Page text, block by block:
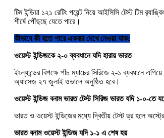
টিম ইন্ডিয়া ১২১ রেটিং পয়েন্ট নিয়ে আইসিসি টেস্ট টিম
শীর্ষে পৌঁছছে যেতে পারে।
কীভাবে কী হতে পারে একবার দেখে নেওয়া যাক:
ওয়েস্ট ইন্ডিজকে ২-০ ব্যবধানে যদি হারায় ভারত
ইংল্যান্ডের বিপক্ষে পাঁচ ম্যাচের সিরিজে ২-১ ব্যবধানে
অ্যাসেজ ২৭ জুলাই ওভালে অনুষ্ঠিত হবে।
ওয়েস্ট ইন্ডিজ বনাম ভারত টেস্ট সিরিজ ভারত যদি ১-০-তে
ভারত ও ওয়েস্ট ইন্ডিজের মধ্যে দ্বিতীয় টেস্ট ড্র হলে
ভারত বনাম ওয়েস্ট ইন্ডিজ যদি ১-১ এ শেষ হয়